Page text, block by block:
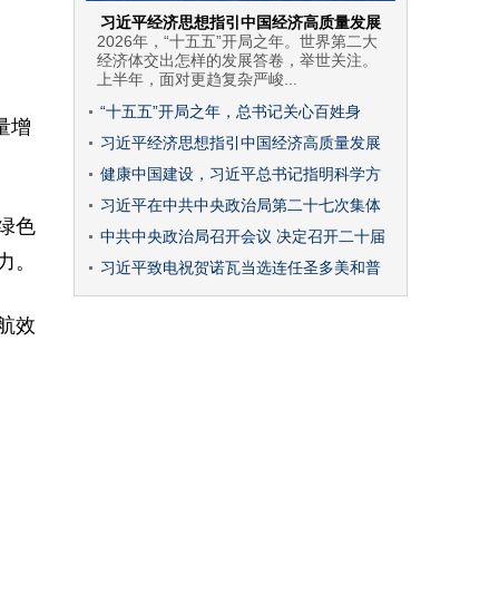
增
色
。
效
习近平经济思想指引中国经济高质量发展
2026年，“十五五”开局之年。世界第二大
经济体交出怎样的发展答卷，举世关注。
上半年，面对更趋复杂严峻...
“十五五”开局之年，总书记关心百姓身
习近平经济思想指引中国经济高质量发展
健康中国建设，习近平总书记指明科学方
习近平在中共中央政治局第二十七次集体
中共中央政治局召开会议 决定召开二十届
习近平致电祝贺诺瓦当选连任圣多美和普